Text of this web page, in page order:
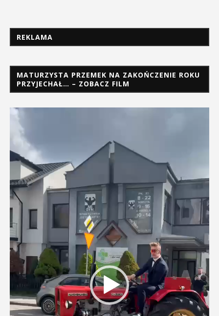
REKLAMA
MATURZYSTA PRZEMEK NA ZAKOŃCZENIE ROKU
PRZYJECHAŁ… – ZOBACZ FILM
Odtwarzacz